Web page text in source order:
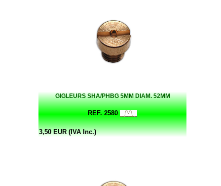
GIGLEURS SHA/PHBG 5MM DIAM. 52MM
REF. 2580
3,50 EUR (IVA Inc.)